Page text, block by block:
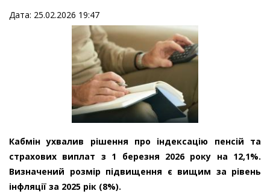
Дата: 25.02.2026 19:47
Кабмін ухвалив рішення про індексацію пенсій та
страхових виплат з 1 березня 2026 року на 12,1%.
Визначений розмір підвищення є вищим за рівень
інфляції за 2025 рік (8%).